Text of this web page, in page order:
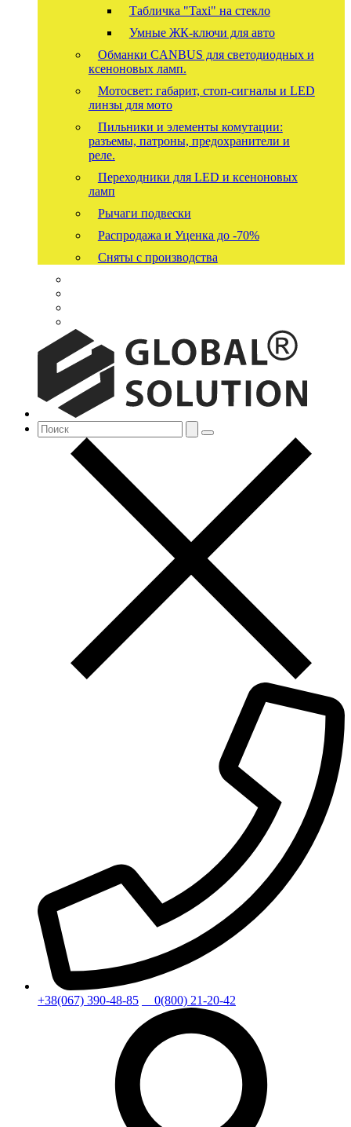
Табличка "Taxi" на стекло
Умные ЖК-ключи для авто
Обманки CANBUS для светодиодных и
ксеноновых ламп.
Мотосвет: габарит, стоп-сигналы и LED
линзы для мото
Пильники и элементы комутации:
разъемы, патроны, предохранители и
реле.
Переходники для LED и ксеноновых
ламп
Рычаги подвески
Распродажа и Уценка до -70%
Сняты с производства
+38(067) 390-48-85 0(800) 21-20-42